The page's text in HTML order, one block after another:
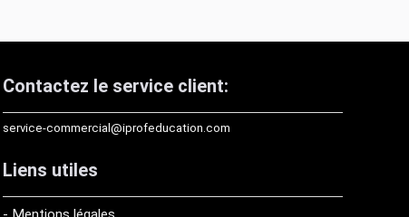
Contactez le service client:
service-commercial@iprofeducation.com
Liens utiles